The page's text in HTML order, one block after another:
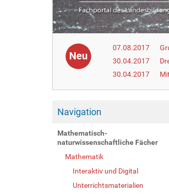
Neu
07.08.2017
30.04.2017
30.04.2017
Navigation
Mathematisch-
naturwissenschaftliche Fächer
Mathematik
Interaktiv und Digital
Unterrichtsmaterialien